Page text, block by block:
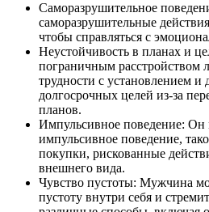
Саморазрушительное
саморазрушительные
чтобы справляться с
Неустойчивость в планах и
пограничным расстройством
трудности с установлением и
долгосрочных целей из-за
планов.
Импульсивное поведение: Он
импульсивное поведение,
покупки, рискованные
внешнего вида.
Чувство пустоты: Мужчина
пустоту внутри себя и